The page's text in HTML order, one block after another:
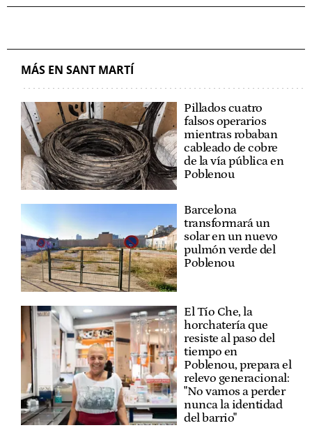
MÁS EN SANT MARTÍ
Pillados cuatro
falsos operarios
mientras robaban
cableado de cobre
de la vía pública en
Poblenou
Barcelona
transformará un
solar en un nuevo
pulmón verde del
Poblenou
El Tío Che, la
horchatería que
resiste al paso del
tiempo en
Poblenou, prepara el
relevo generacional:
"No vamos a perder
nunca la identidad
del barrio"